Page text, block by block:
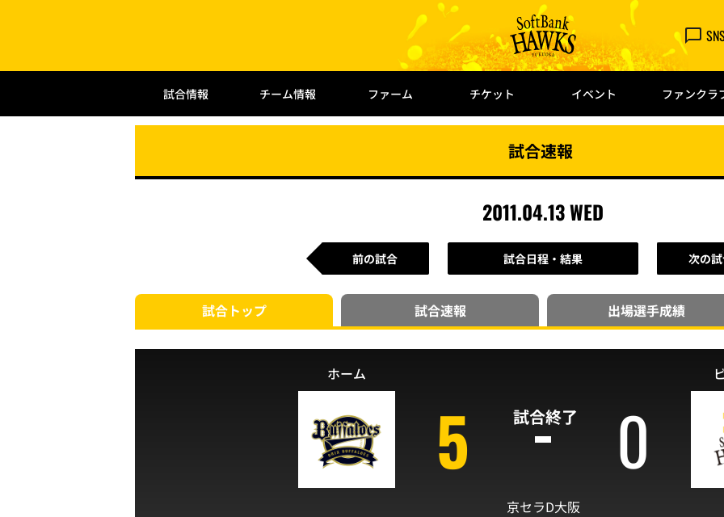
試合情報 チーム情報 ファーム チケット イベント ファンクラ
試合速報
2011.04.13 WED
前の試合 試合日程・結果 次の
試合トップ 試合速報 出場選手成績
試合終了
ホーム
5 0
京セラD大阪